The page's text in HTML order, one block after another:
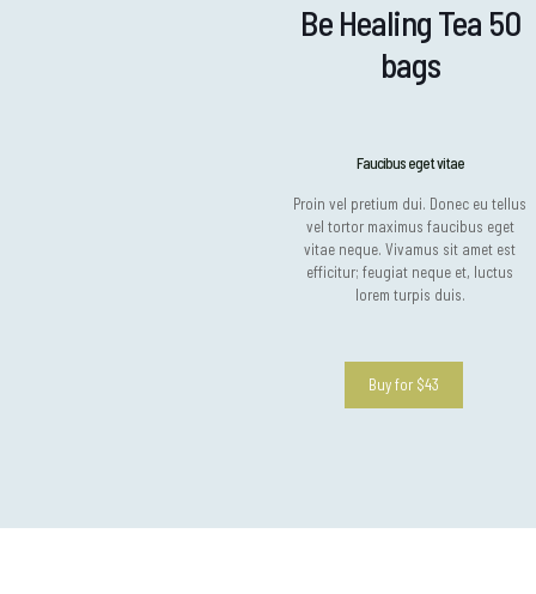
Be Healing Tea 50
bags
Faucibus eget vitae
Proin vel pretium dui. Donec eu tellus
vel tortor maximus faucibus eget
vitae neque. Vivamus sit amet est
efficitur; feugiat neque et, luctus
lorem turpis duis.
Buy for $43